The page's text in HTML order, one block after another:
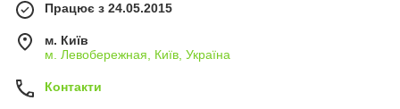
Працює з 24.05.2015
м. Київ
м. Левобережная, Київ, Україна
Контакти